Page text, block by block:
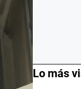
Lo más